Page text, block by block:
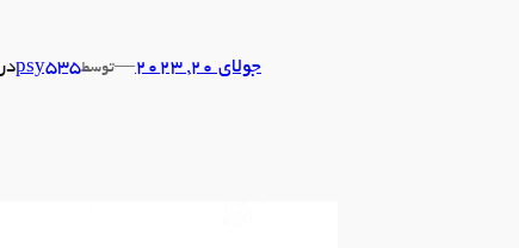
جولای 20, 2023 —توسطpsy535در